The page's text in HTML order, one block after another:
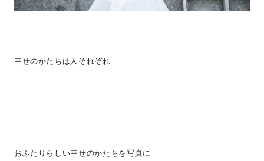
幸せのかたちは人それぞれ
おふたりらしい幸せのかたちを写真に